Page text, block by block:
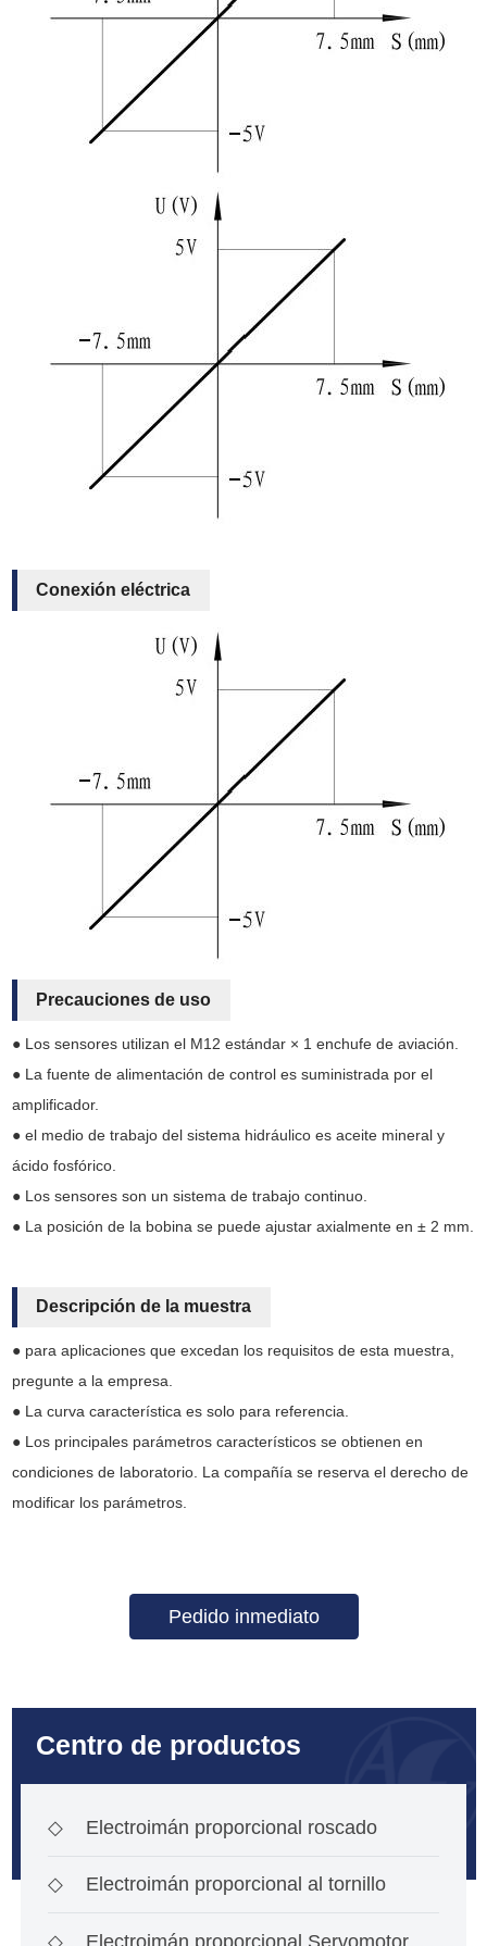
Centro de productos
◇ Electroimán proporcional roscado
◇ Electroimán proporcional al tornillo
◇ Electroimán proporcional Servomotor
Conexión eléctrica
Precauciones de uso
● Los sensores utilizan el M12 estándar × 1 enchufe de aviación.
● La fuente de alimentación de control es suministrada por el
amplificador.
● el medio de trabajo del sistema hidráulico es aceite mineral y
ácido fosfórico.
● Los sensores son un sistema de trabajo continuo.
● La posición de la bobina se puede ajustar axialmente en ± 2 mm.
Descripción de la muestra
● para aplicaciones que excedan los requisitos de esta muestra,
pregunte a la empresa.
● La curva característica es solo para referencia.
● Los principales parámetros característicos se obtienen en
condiciones de laboratorio. La compañía se reserva el derecho de
modificar los parámetros.
Pedido inmediato